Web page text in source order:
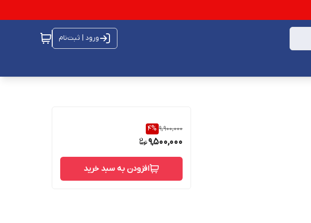
ورود | ثبت‌نام
9,900,000
4%
9,500,000
افزودن به سبد خرید